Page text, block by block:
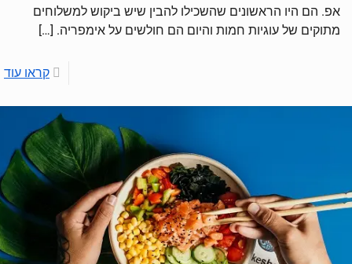
אפ. הם היו הראשונים שהשכילו להבין שיש ביקוש למשלוחים
מתוקים של עוגיות חמות והיום הם חולשים על אימפריה. […]
קראו עוד